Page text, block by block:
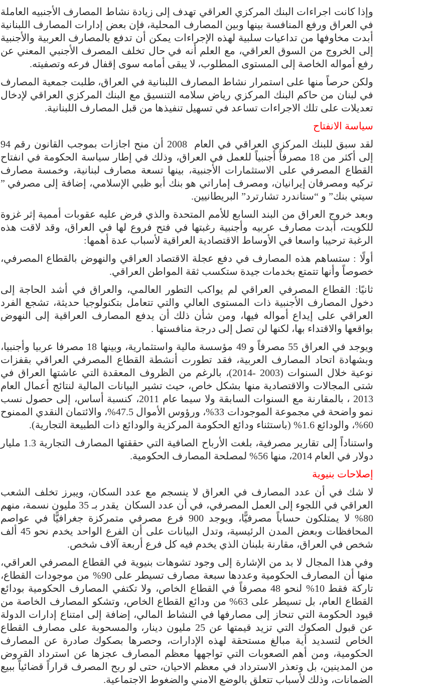
وإذا كانت اجراءات البنك المركزي العراقي تهدف إلى زيادة نشاط المصارف الأجنبيه العاملة
في العراق ورفع المنافسة بينها وبين المصارف المحلية، فإن بعض إدارات المصارف اللبنانية
أبدت مخاوفها من تداعيات سلبية لهذه الإجراءات يمكن أن تدفع بالمصارف العربية والأجنبية
إلى الخروج من السوق العراقي، مع العلم أنه في حال تخلف المصرف الأجنبي المعني عن
رفع أمواله الخاصة إلى المستوى المطلوب، لا يبقى أمامه سوى إقفال فرعه وتصفيته.
ولكن حرصاً منها على استمرار نشاط المصارف اللبنانية في العراق، طلبت جمعية المصارف
في لبنان من حاكم البنك المركزي رياض سلامه التنسيق مع البنك المركزي العراقي لإدخال
تعديلات على تلك الاجراءات تساعد في تسهيل تنفيذها من قبل المصارف اللبنانية.
سياسة الانفتاح
لقد سبق للبنك المركزي العراقي في العام 2008 أن منح اجازات بموجب القانون رقم 94
إلى أكثر من 18 مصرفاً أجنبياً للعمل في العراق، وذلك في إطار سياسة الحكومة في انفتاح
القطاع المصرفي على الاستثمارات الأجنبية، بينها تسعة مصارف لبنانية، وخمسة مصارف
تركيه ومصرفان إيرانيان، ومصرف إماراتي هو بنك أبو ظبي الإسلامي، إضافة إلى مصرفي ”
سيتي بنك” و “ستاندرد تشارترد” البريطانيين.
وبعد خروج العراق من البند السابع للأمم المتحدة والذي فرض عليه عقوبات أممية إثر غزوة
للكويت، أبدت مصارف عربيه وأجنبية رغبتها في فتح فروع لها في العراق، وقد لاقت هذه
الرغبة ترحيبا واسعا في الأوساط الاقتصادية العراقية لأسباب عدة أهمها:
أولًا : ستساهم هذه المصارف في دفع عجلة الاقتصاد العراقي والنهوض بالقطاع المصرفي،
خصوصاً وأنها تتمتع بخدمات جيدة ستكسب ثقة المواطن العراقي.
ثانيًا: القطاع المصرفي العراقي لم يواكب التطور العالمي، والعراق في أشد الحاجة إلى
دخول المصارف الأجنبية ذات المستوى العالي والتي تتعامل بتكنولوجيا حديثة، تشجع الفرد
العراقي على إيداع أمواله فيها، ومن شأن ذلك أن يدفع المصارف العراقية إلى النهوض
بواقعها والاقتداء بها، لكنها لن تصل إلى درجة منافستها .
ويوجد في العراق 55 مصرفاً و 49 مؤسسة مالية واستثمارية، وبينها 18 مصرفا عربيا وأجنبيا،
وبشهادة اتحاد المصارف العربية، فقد تطورت أنشطة القطاع المصرفي العراقي بقفزات
نوعية خلال السنوات (2003 -2014)، بالرغم من الظروف المعقدة التي عاشتها العراق في
شتى المجالات والاقتصادية منها بشكل خاص، حيث تشير البيانات المالية لنتائج أعمال العام
2013 ، بالمقارنة مع السنوات السابقة ولا سيما عام 2011، كنسبة أساس، إلى حصول نسب
نمو واضحة في مجموعة الموجودات 33%، ورؤوس الأموال 47.5%، والائتمان النقدي الممنوح
60%، والودائع 1.6% (باستثناء ودائع الحكومة المركزية والودائع ذات الطبيعة التجارية).
واستناداً إلى تقارير مصرفية، بلغت الأرباح الصافية التي حققتها المصارف التجارية 1.3 مليار
دولار في العام 2014، منها 56% لمصلحة المصارف الحكومية.
إصلاحات بنيوية
لا شك في أن عدد المصارف في العراق لا ينسجم مع عدد السكان، ويبرز تخلف الشعب
العراقي في اللجوء إلى العمل المصرفي، في أن عدد السكان يقدر بـ 35 مليون نسمة، منهم
80% لا يمتلكون حساباً مصرفيًّا، ويوجد 900 فرع مصرفي متمركزة جغرافيًّا في عواصم
المحافظات وبعض المدن الرئيسية، وتدل البيانات على أن الفرع الواحد يخدم نحو 45 ألف
شخص في العراق، مقارنة بلبنان الذي يخدم فيه كل فرع أربعة آلاف شخص.
وفي هذا المجال لا بد من الإشارة إلى وجود تشوهات بنيوية في القطاع المصرفي العراقي،
منها أن المصارف الحكومية وعددها سبعة مصارف تسيطر على 90% من موجودات القطاع،
تاركة فقط 10% لنحو 48 مصرفاً في القطاع الخاص، ولا تكتفي المصارف الحكومية بودائع
القطاع العام، بل تسيطر على 63% من ودائع القطاع الخاص، وتشكو المصارف الخاصة من
قيود الحكومة التي تنحاز إلى مصارفها في النشاط المالي، إضافة إلى امتناع إدارات الدولة
عن قبول الصكوك التي تزيد قيمتها عن 25 مليون دينار، والمسحوبة على مصارف القطاع
الخاص لتسديد أية مبالغ مستحقة لهذه الإدارات، وحصرها بصكوك صادرة عن المصارف
الحكومية، ومن أهم الصعوبات التي تواجهها معظم المصارف عجزها عن استرداد القروض
من المدينين، بل وتعذر الاسترداد في معظم الاحيان، حتى لو ربح المصرف قراراً قضائياً ببيع
الضمانات، وذلك لأسباب تتعلق بالوضع الامني والضغوط الاجتماعية.